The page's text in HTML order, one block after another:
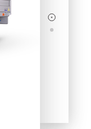
Výprodej